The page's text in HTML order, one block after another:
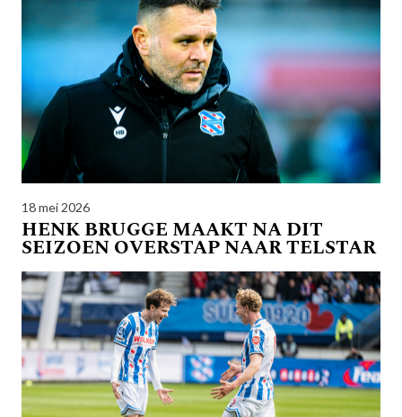
18 mei 2026
HENK BRUGGE MAAKT NA DIT
SEIZOEN OVERSTAP NAAR TELSTAR